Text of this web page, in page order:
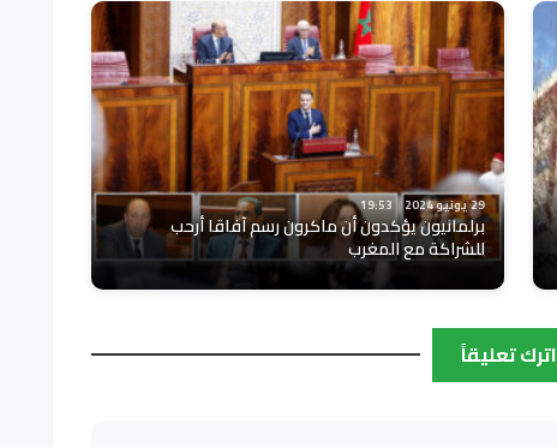
29 يونيو 2024 19:53
برلمانيون يؤكدون أن ماكرون رسم آفاقا أرحب
للشراكة مع المغرب
اترك تعليقاً